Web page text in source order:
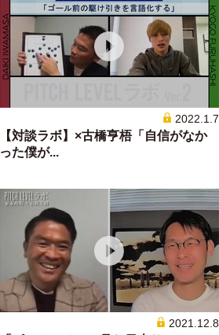
2022.1.7
【対談ラボ】×古橋亨梧「自信がなか
った僕が...
2021.12.8